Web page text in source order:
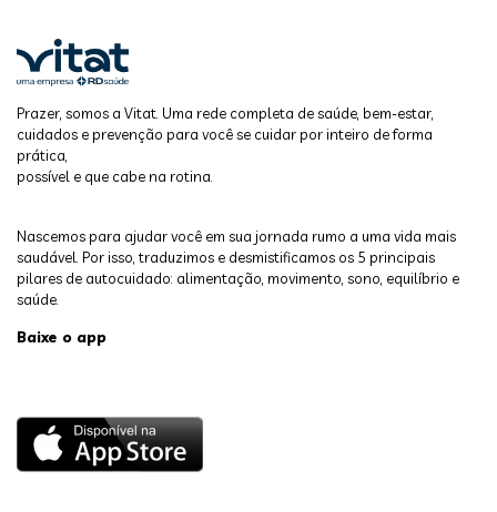
Prazer, somos a Vitat. Uma rede completa de saúde, bem-estar,
cuidados e prevenção para você se cuidar por inteiro de forma
prática,
possível e que cabe na rotina.
Nascemos para ajudar você em sua jornada rumo a uma vida mais
saudável. Por isso, traduzimos e desmistificamos os 5 principais
pilares de autocuidado: alimentação, movimento, sono, equilíbrio e
saúde.
Baixe o app